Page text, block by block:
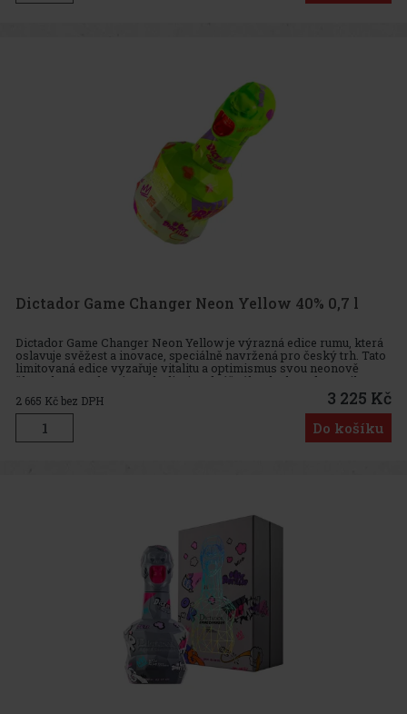
Dictador Game Changer Neon Yellow 40% 0,7 l
Dictador Game Changer Neon Yellow je výrazná edice rumu, která
oslavuje svěžest a inovace, speciálně navržená pro český trh. Tato
limitovaná edice vyzařuje vitalitu a optimismus svou neonově
žlutou barvou, která symbolizuje odvážného ducha a dynamiku
2 665 Kč bez DPH 3 225 Kč
Do košíku